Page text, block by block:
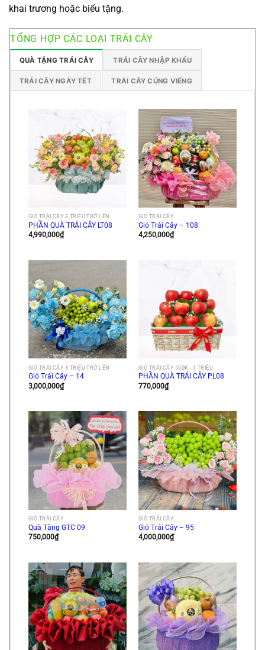
khai trương hoặc biếu tặng.
TỔNG HỢP CÁC LOẠI TRÁI CÂY
QUÀ TẶNG TRÁI CÂY TRÁI CÂY NHẬP KHẨU
TRÁI CÂY NGÀY TẾT TRÁI CÂY CÚNG VIẾNG
GIỎ TRÁI CÂY 3 TRIỆU TRỞ LÊN
PHẦN QUÀ TRÁI CÂY LT08
4,990,000₫
GIỎ TRÁI CÂY
Giỏ Trái Cây – 108
4,250,000₫
GIỎ TRÁI CÂY 3 TRIỆU TRỞ LÊN
Giỏ Trái Cây – 14
3,000,000₫
GIỎ TRÁI CÂY 500K - 1 TRIỆU
PHẦN QUÀ TRÁI CÂY PL08
770,000₫
GIỎ TRÁI CÂY
Quà Tặng GTC 09
750,000₫
GIỎ TRÁI CÂY
Giỏ Trái Cây – 95
4,000,000₫